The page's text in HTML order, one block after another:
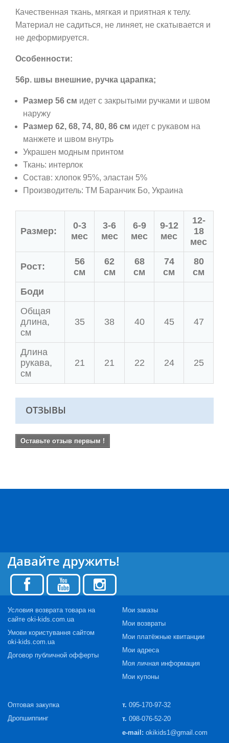
Качественная ткань, мягкая и приятная к телу.
Материал не садиться, не линяет, не скатывается и
не деформируется.
Особенности:
56р. швы внешние, ручка царапка;
Размер 56 см идет с закрытыми ручками и швом
наружу
Размер 62, 68, 74, 80, 86 см идет с рукавом на
манжете и швом внутрь
Украшен модным принтом
Ткань: интерлок
Состав: хлопок 95%, эластан 5%
Производитель: ТМ Баранчик Бо, Украина
Размер:
0-3
мес
3-6
мес
6-9
мес
9-12
мес
12-
18
мес
Рост:
56
см
62
см
68
см
74
см
80
см
Боди
Общая
длина,
см
35 38 40 45 47
Длина
рукава,
см
21 21 22 24 25
ОТЗЫВЫ
Оставьте отзыв первым !
Давайте дружить!
Условия возврата товара на
сайте oki-kids.com.ua
Умови користування сайтом
oki-kids.com.ua
Договор публичной офферты
Мои заказы
Мои возвраты
Мои платёжные квитанции
Мои адреса
Моя личная информация
Мои купоны
Оптовая закупка
Дропшиппинг
т. 095-170-97-32
т. 098-076-52-20
e-mail: okikids1@gmail.com